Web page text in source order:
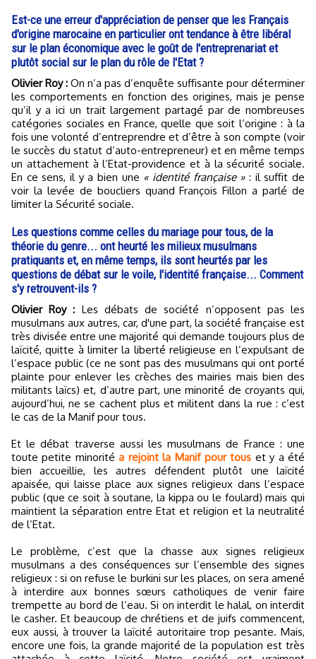
Est-ce une erreur d'appréciation de penser que les Français
d'origine marocaine en particulier ont tendance à être libéral
sur le plan économique avec le goût de l'entreprenariat et
plutôt social sur le plan du rôle de l'Etat ?
Olivier Roy : On n’a pas d’enquête suffisante pour déterminer
les comportements en fonction des origines, mais je pense
qu’il y a ici un trait largement partagé par de nombreuses
catégories sociales en France, quelle que soit l’origine : à la
fois une volonté d’entreprendre et d’être à son compte (voir
le succès du statut d’auto-entrepreneur) et en même temps
un attachement à l’Etat-providence et à la sécurité sociale.
En ce sens, il y a bien une « identité française »: il suffit de
voir la levée de boucliers quand François Fillon a parlé de
limiter la Sécurité sociale.
Les questions comme celles du mariage pour tous, de la
théorie du genre... ont heurté les milieux musulmans
pratiquants et, en même temps, ils sont heurtés par les
questions de débat sur le voile, l'identité française... Comment
s'y retrouvent-ils ?
Olivier Roy : Les débats de société n’opposent pas les
musulmans aux autres, car, d'une part, la société française est
très divisée entre une majorité qui demande toujours plus de
laïcité, quitte à limiter la liberté religieuse en l’expulsant de
l’espace public (ce ne sont pas des musulmans qui ont porté
plainte pour enlever les crèches des mairies mais bien des
militants laïcs) et, d’autre part, une minorité de croyants qui,
aujourd’hui, ne se cachent plus et militent dans la rue : c’est
le cas de la Manif pour tous.
Et le débat traverse aussi les musulmans de France : une
toute petite minoritéa rejoint la Manif pour tous et y a été
bien accueillie, les autres défendent plutôt une laïcité
apaisée, qui laisse place aux signes religieux dans l’espace
public (que ce soit à soutane, la kippa ou le foulard) mais qui
maintient la séparation entre Etat et religion et la neutralité
de l’Etat.
Le problème, c’est que la chasse aux signes religieux
musulmans a des conséquences sur l’ensemble des signes
religieux : si on refuse le burkini sur les places, on sera amené
à interdire aux bonnes sœurs catholiques de venir faire
trempette au bord de l’eau. Si on interdit le halal, on interdit
le casher. Et beaucoup de chrétiens et de juifs commencent,
eux aussi, à trouver la laïcité autoritaire trop pesante. Mais,
encore une fois, la grande majorité de la population est très